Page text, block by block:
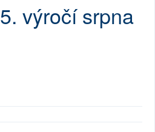
výročí srpna